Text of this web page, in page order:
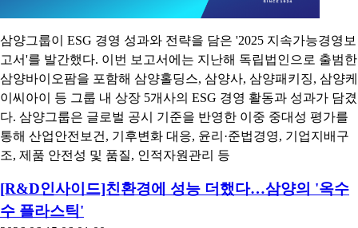
삼양그룹이 ESG 경영 성과와 전략을 담은 '2025 지속가능경영보
고서'를 발간했다. 이번 보고서에는 지난해 독립법인으로 출범한
삼양바이오팜을 포함해 삼양홀딩스, 삼양사, 삼양패키징, 삼양케
이씨아이 등 그룹 내 상장 5개사의 ESG 경영 활동과 성과가 담겼
다. 삼양그룹은 글로벌 공시 기준을 반영한 이중 중대성 평가를
통해 산업안전보건, 기후변화 대응, 윤리·준법경영, 기업지배구
조, 제품 안전성 및 품질, 인적자원관리 등
[R&D인사이드]친환경에 성능 더했다…삼양의 '옥수
수 플라스틱'